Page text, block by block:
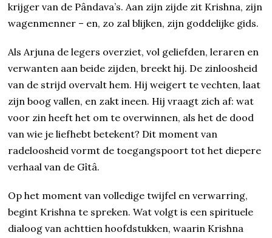
krijger van de Pândava’s. Aan zijn zijde zit Krishna, zijn
wagenmenner – en, zo zal blijken, zijn goddelijke gids.
Als Arjuna de legers overziet, vol geliefden, leraren en
verwanten aan beide zijden, breekt hij. De zinloosheid
van de strijd overvalt hem. Hij weigert te vechten, laat
zijn boog vallen, en zakt ineen. Hij vraagt zich af: wat
voor zin heeft het om te overwinnen, als het de dood
van wie je liefhebt betekent? Dit moment van
radeloosheid vormt de toegangspoort tot het diepere
verhaal van de Gîtâ.
Op het moment van volledige twijfel en verwarring,
begint Krishna te spreken. Wat volgt is een spirituele
dialoog van achttien hoofdstukken, waarin Krishna